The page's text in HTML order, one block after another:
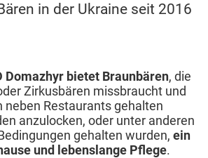
in der Ukraine seit 2016
Domazhyr bietet Braunbären, die
Zirkusbären missbraucht und
neben Restaurants gehalten
anzulocken, oder unter anderen
gehalten wurden, ein
und lebenslange Pflege.